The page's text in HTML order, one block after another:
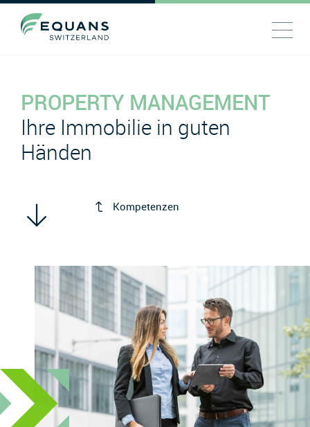
PROPERTY MANAGEMENT
Ihre Immobilie in guten
Händen
Kompetenzen